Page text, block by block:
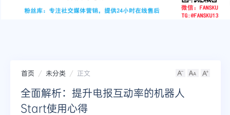
instagram
首页 未分类 正文
全面解析：提升电报互动率的机器人
Start使用心得